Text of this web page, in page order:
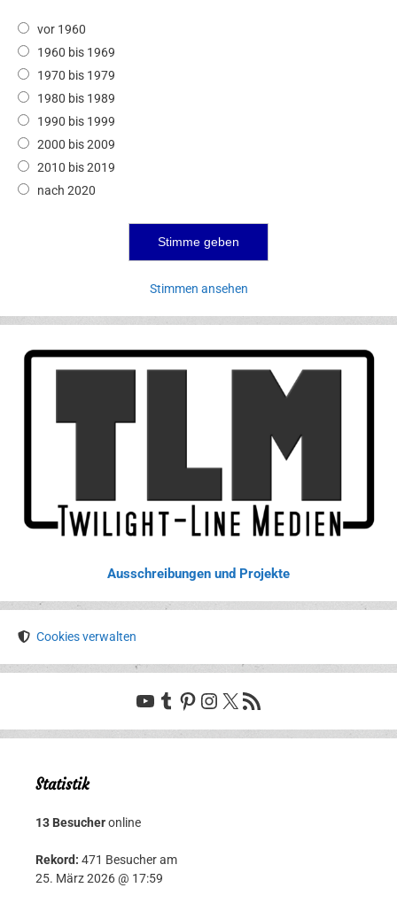
vor 1960
1960 bis 1969
1970 bis 1979
1980 bis 1989
1990 bis 1999
2000 bis 2009
2010 bis 2019
nach 2020
Stimmen ansehen
Ausschreibungen und Projekte
Cookies verwalten
YouTube
Tumblr
Pinterest
Instagram
X RSS-Feed
Statistik
13 Besucheronline
Rekord: 471 Besucher am
25. März 2026 @ 17:59